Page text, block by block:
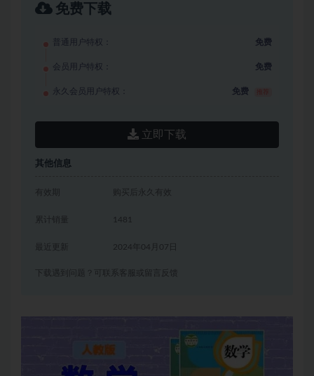
免费下载
普通用户特权： 免费
会员用户特权： 免费
永久会员用户特权： 免费
立即下载
其他信息
有效期 购买后永久有效
累计销量 1481
2024年04月07日
下载遇到问题？可联系客服或留言反馈